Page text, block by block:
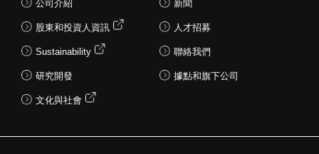
公司介紹
股東和投資人資訊
Sustainability
研究開發
文化與社會
新聞
人才招募
聯絡我們
據點和旗下公司